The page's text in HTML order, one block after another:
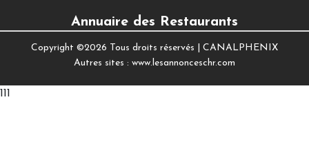
Annuaire des Restaurants
Copyright ©2026 Tous droits réservés | CANALPHENIX
Autres sites : www.lesannonceschr.com
111